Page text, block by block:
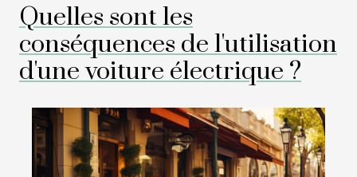
Quelles sont les
conséquences de l'utilisation
d'une voiture électrique ?